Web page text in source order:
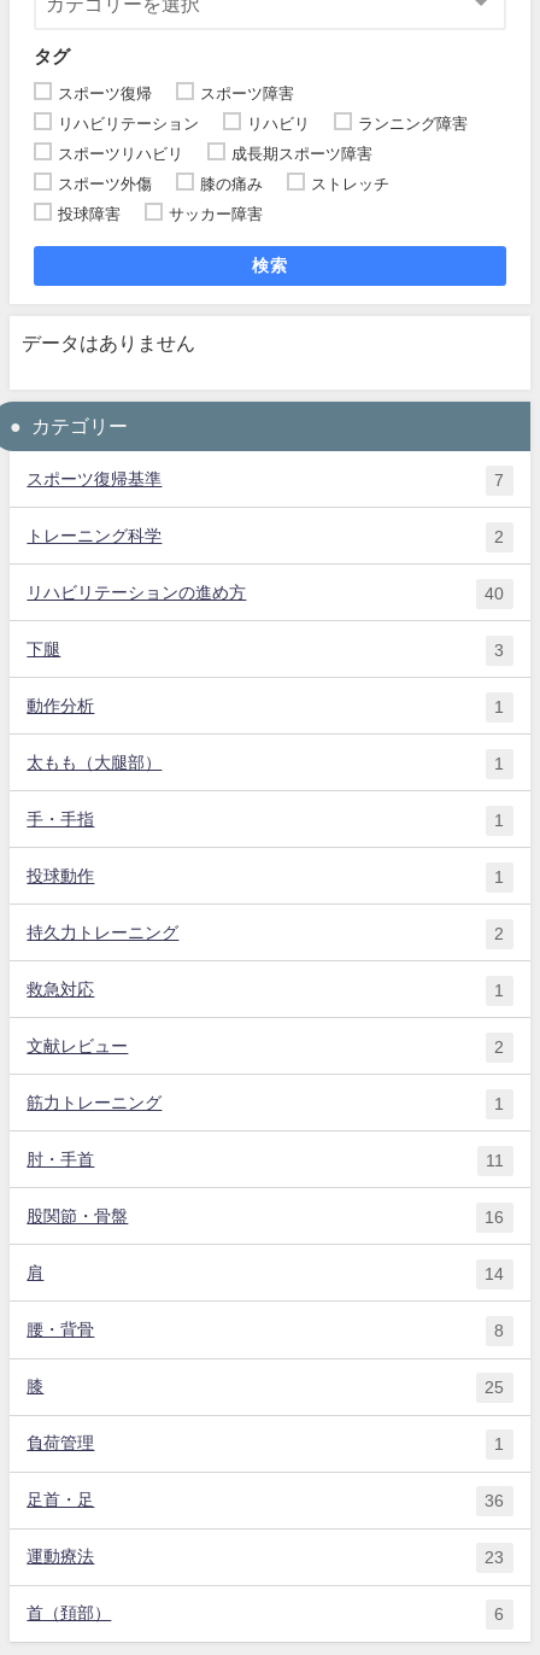
タグ
スポーツ復帰
スポーツ障害
リハビリテーション
リハビリ
ランニング障害
スポーツリハビリ
成長期スポーツ障害
スポーツ外傷
膝の痛み
ストレッチ
投球障害
サッカー障害
検索
データはありません
カテゴリー
スポーツ復帰基準 7
トレーニング科学 2
リハビリテーションの進め方 40
下腿 3
動作分析 1
太もも（大腿部） 1
手・手指 1
投球動作 1
持久力トレーニング 2
救急対応 1
文献レビュー 2
筋力トレーニング 1
肘・手首 11
股関節・骨盤 16
肩 14
腰・背骨 8
膝 25
負荷管理 1
足首・足 36
運動療法 23
首（頚部） 6